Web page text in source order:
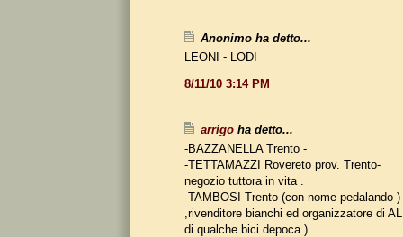
Anonimo ha detto...
LEONI - LODI
8/11/10 3:14 PM
arrigo ha detto...
-BAZZANELLA Trento -
-TETTAMAZZI Rovereto prov. Trento-
negozio tuttora in vita .
-TAMBOSI Trento-(con nome pedalando
,rivenditore bianchi ed organizzatore di
di qualche bici depoca )